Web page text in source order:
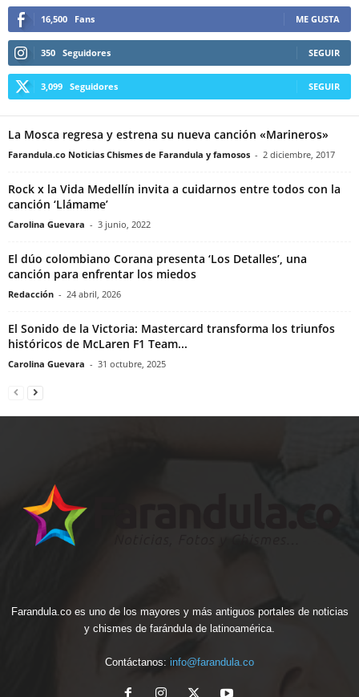
16,500 Fans ME GUSTA
350 Seguidores SEGUIR
3,099 Seguidores SEGUIR
La Mosca regresa y estrena su nueva canción «Marineros»
Farandula.co Noticias Chismes de Farandula y famosos - 2 diciembre, 2017
Rock x la Vida Medellín invita a cuidarnos entre todos con la
canción ‘Llámame’
Carolina Guevara - 3 junio, 2022
El dúo colombiano Corana presenta ‘Los Detalles’, una
canción para enfrentar los miedos
Redacción - 24 abril, 2026
El Sonido de la Victoria: Mastercard transforma los triunfos
históricos de McLaren F1 Team...
Carolina Guevara - 31 octubre, 2025
Farandula.co es uno de los mayores y más antiguos portales de noticias
y chismes de farándula de latinoamérica.
Contáctanos: info@farandula.co